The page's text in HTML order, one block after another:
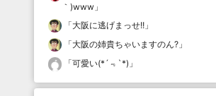
｀)www 」
「大阪に逃げまっせ!! 」
「大阪の姉貴ちゃいますのん? 」
「可愛い(*´﹃`*) 」